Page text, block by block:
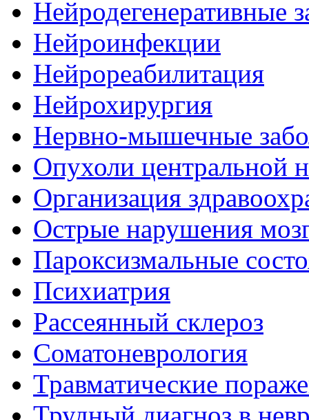
Нейродегенеративные
Нейроинфекции
Нейрореабилитация
Нейрохирургия
Нервно-мышечные
Опухоли центральной
Организация
Острые нарушения
Пароксизмальные
Психиатрия
Рассеянный склероз
Соматоневрология
Травматические